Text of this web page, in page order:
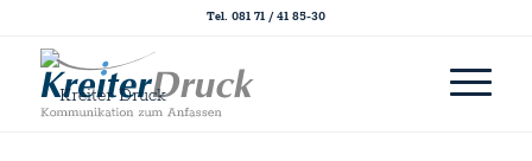
Tel. 081 71 / 41 85-30